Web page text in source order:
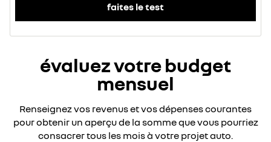
faites le test
évaluez votre budget
mensuel
Renseignez vos revenus et vos dépenses courantes
pour obtenir un aperçu de la somme que vous pourriez
consacrer tous les mois à votre projet auto.